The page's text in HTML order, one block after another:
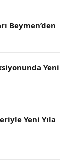
Beymen’den
Yeni
Yeni Yıla